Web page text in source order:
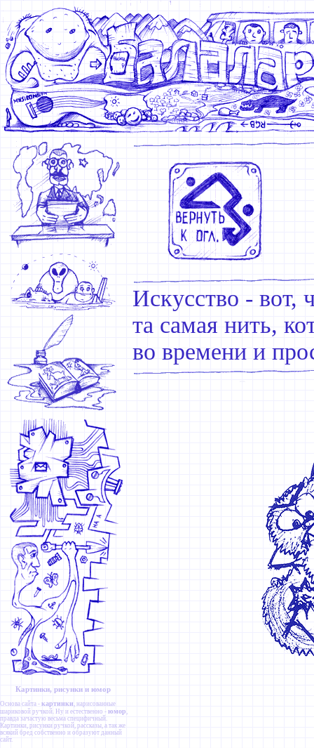
Картинки, рисунки и юмор
Основа сайта - картинки , нарисованные
шариковой ручкой. Ну и естественно - юмор ,
правда зачастую весьма специфичный.
Картинки, рисунки ручкой, рассказы, а так же
всякий бред собственно и образуют данный
сайт.
Искусство - вот,
та самая нить,
во времени и